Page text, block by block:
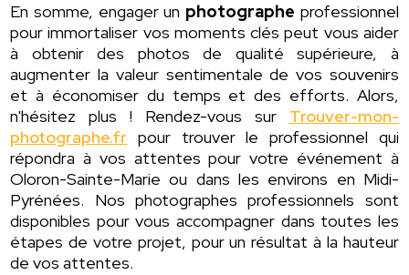
En somme, engager un photographe professionnel
pour immortaliser vos moments clés peut vous aider
à obtenir des photos de qualité supérieure, à
augmenter la valeur sentimentale de vos souvenirs
et à économiser du temps et des efforts. Alors,
n'hésitez plus ! Rendez-vous sur Trouver-mon-
photographe.fr pour trouver le professionnel qui
répondra à vos attentes pour votre événement à
Oloron-Sainte-Marie ou dans les environs en Midi-
Pyrénées. Nos photographes professionnels sont
disponibles pour vous accompagner dans toutes les
étapes de votre projet, pour un résultat à la hauteur
de vos attentes.